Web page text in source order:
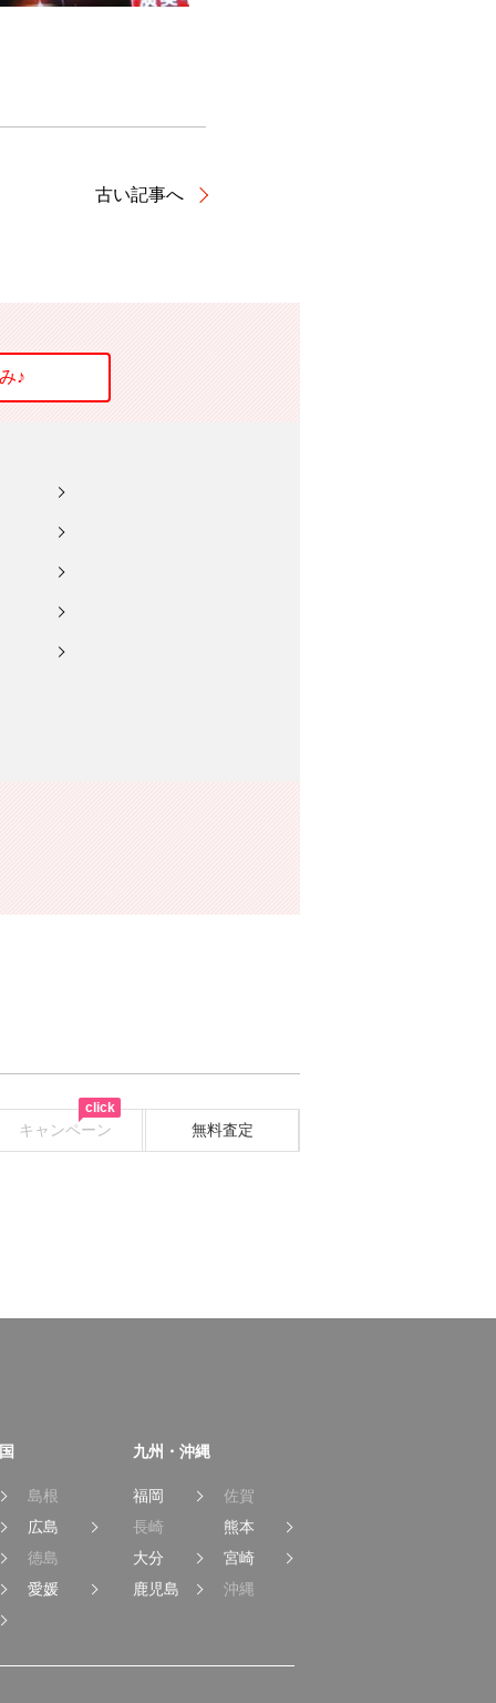
古い記事へ
キャンペーン 無料査定
click
島根
広島
徳島
愛媛
九州・沖縄
福岡
佐賀
長崎
熊本
大分
宮崎
鹿児島
沖縄